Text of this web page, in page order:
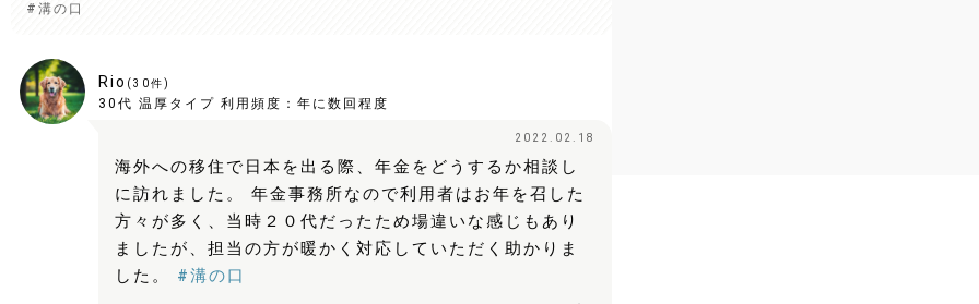
# 溝の口
Rio ( 30件)
30代 温厚タイプ 利用頻度： 年に数回程度
2022.02.18
海外への移住で日本を出る際、年金をどうするか相談し
に訪れました。 年金事務所なので利用者はお年を召した
方々が多く、当時２０代だったため場違いな感じもあり
ましたが、担当の方が暖かく対応していただく助かりま
した。 #溝の口